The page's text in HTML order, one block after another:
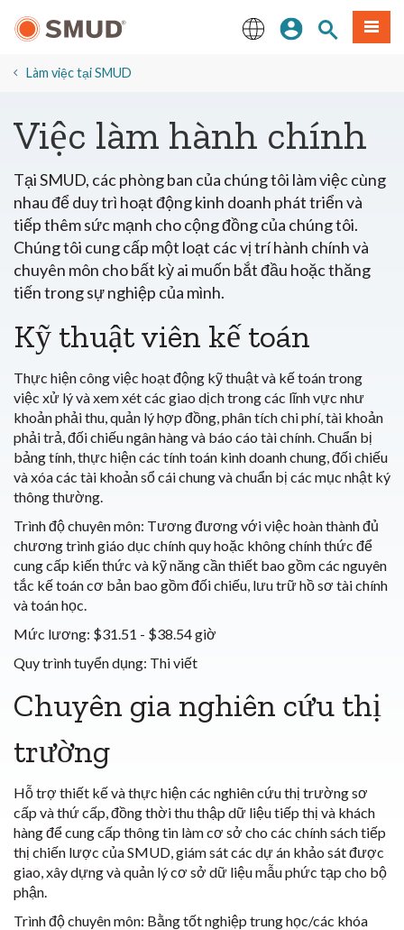
đến
dung
Đăng nhập
Tìm trangThực
​Làm việc tại SMUD
Việc làm hành chính
Tại SMUD, các phòng ban của chúng tôi làm việc cùng
nhau để duy trì hoạt động kinh doanh phát triển và
tiếp thêm sức mạnh cho cộng đồng của chúng tôi.
Chúng tôi cung cấp một loạt các vị trí hành chính và
chuyên môn cho bất kỳ ai muốn bắt đầu hoặc thăng
tiến trong sự nghiệp của mình.
Kỹ thuật viên kế toán
Thực hiện công việc hoạt động kỹ thuật và kế toán trong
việc xử lý và xem xét các giao dịch trong các lĩnh vực như
khoản phải thu, quản lý hợp đồng, phân tích chi phí, tài khoản
phải trả, đối chiếu ngân hàng và báo cáo tài chính. Chuẩn bị
bảng tính, thực hiện các tính toán kinh doanh chung, đối chiếu
và xóa các tài khoản sổ cái chung và chuẩn bị các mục nhật ký
thông thường.
Trình độ chuyên môn: Tương đương với việc hoàn thành đủ
chương trình giáo dục chính quy hoặc không chính thức để
cung cấp kiến thức và kỹ năng cần thiết bao gồm các nguyên
tắc kế toán cơ bản bao gồm đối chiếu, lưu trữ hồ sơ tài chính
và toán học.
Mức lương: $31.51 - $38.54 giờ
Quy trình tuyển dụng: Thi viết
Chuyên gia nghiên cứu thị
trường
Hỗ trợ thiết kế và thực hiện các nghiên cứu thị trường sơ
cấp và thứ cấp, đồng thời thu thập dữ liệu tiếp thị và khách
hàng để cung cấp thông tin làm cơ sở cho các chính sách tiếp
thị chiến lược của SMUD, giám sát các dự án khảo sát được
giao, xây dựng và quản lý cơ sở dữ liệu mẫu phức tạp cho bộ
phận.
Trình độ chuyên môn: Bằng tốt nghiệp trung học/các khóa